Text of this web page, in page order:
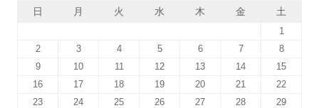
日 月 火 水 木 金 土
1
2
3 4 5 6 7
8
9
10 11 12 13 14
15
16
17 18 19 20 21
22
23
24 25 26 27 28
29